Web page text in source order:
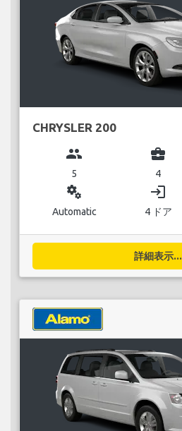
CHRYSLER 200
group
5
business_center
4
miscellaneous_services
Automatic
login
4 ドア
詳細表示...